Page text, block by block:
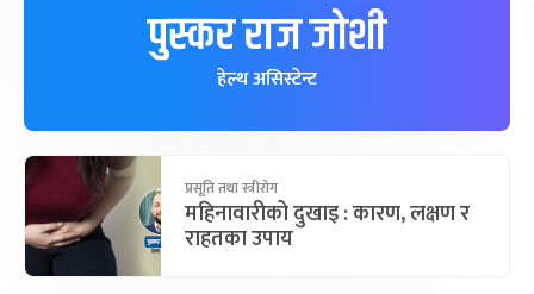
पुस्कर राज जोशी
हेल्थ असिस्टेन्ट
प्रसूति तथा स्त्रीरोग
महिनावारीको दुखाइ : कारण, लक्षण र
राहतका उपाय